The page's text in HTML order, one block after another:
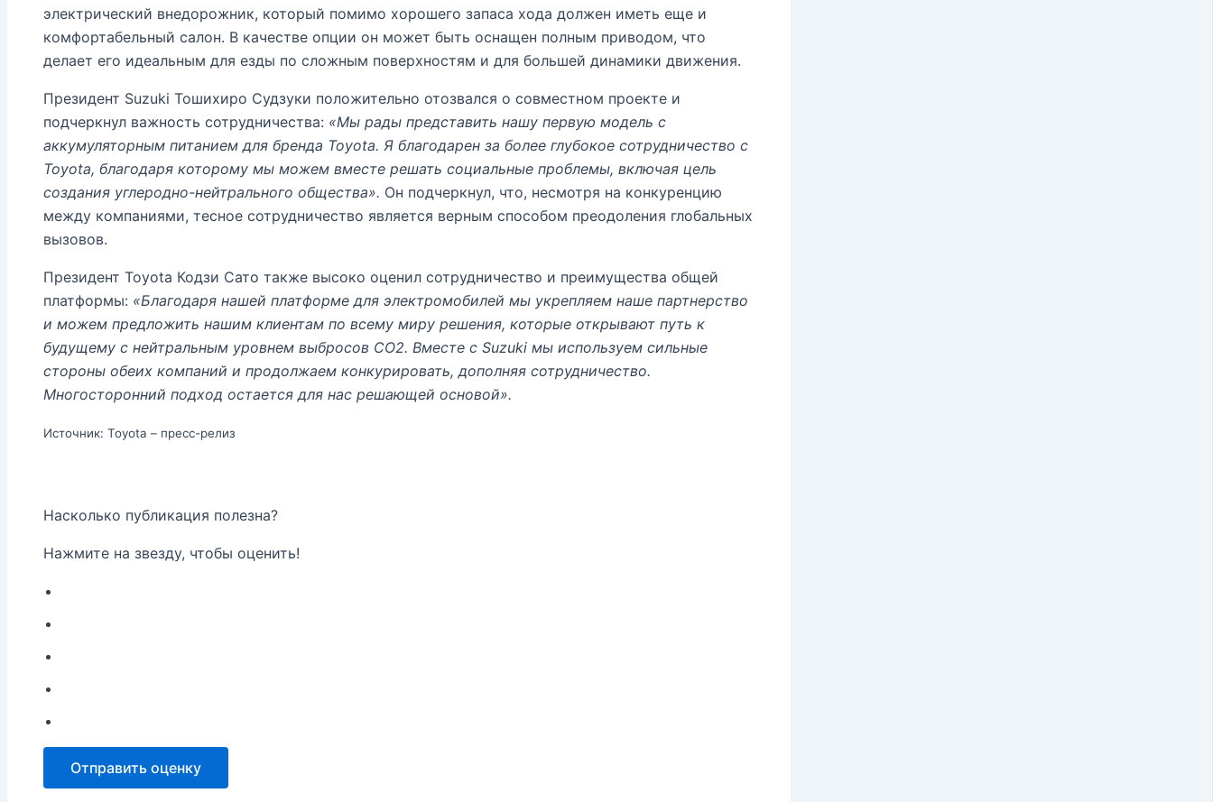
электрический внедорожник, который помимо хорошего запаса хода должен иметь еще и
комфортабельный салон. В качестве опции он может быть оснащен полным приводом, что
делает его идеальным для езды по сложным поверхностям и для большей динамики движения.
Президент Suzuki Тошихиро Судзуки положительно отозвался о совместном проекте и
подчеркнул важность сотрудничества: «Мы рады представить нашу первую модель с
аккумуляторным питанием для бренда Toyota. Я благодарен за более глубокое сотрудничество с
Toyota, благодаря которому мы можем вместе решать социальные проблемы, включая цель
создания углеродно-нейтрального общества». Он подчеркнул, что, несмотря на конкуренцию
между компаниями, тесное сотрудничество является верным способом преодоления глобальных
вызовов.
Президент Toyota Кодзи Сато также высоко оценил сотрудничество и преимущества общей
платформы: «Благодаря нашей платформе для электромобилей мы укрепляем наше партнерство
и можем предложить нашим клиентам по всему миру решения, которые открывают путь к
будущему с нейтральным уровнем выбросов CO2. Вместе с Suzuki мы используем сильные
стороны обеих компаний и продолжаем конкурировать, дополняя сотрудничество.
Многосторонний подход остается для нас решающей основой».
Источник: Toyota – пресс-релиз
Насколько публикация полезна?
Нажмите на звезду, чтобы оценить!
Отправить оценку